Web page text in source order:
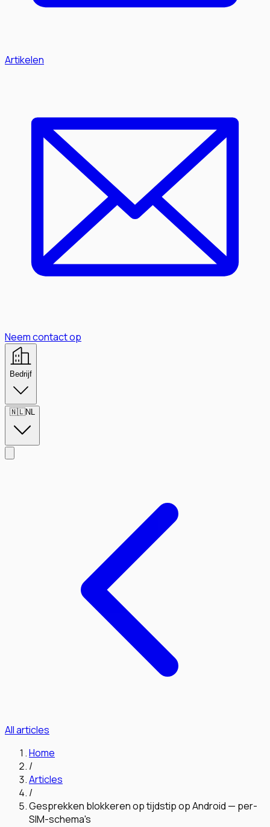
Artikelen
Neem contact op
Bedrijf
🇳🇱NL
All articles
Home
/
Articles
/
Gesprekken blokkeren op tijdstip op Android — per-
SIM-schema's